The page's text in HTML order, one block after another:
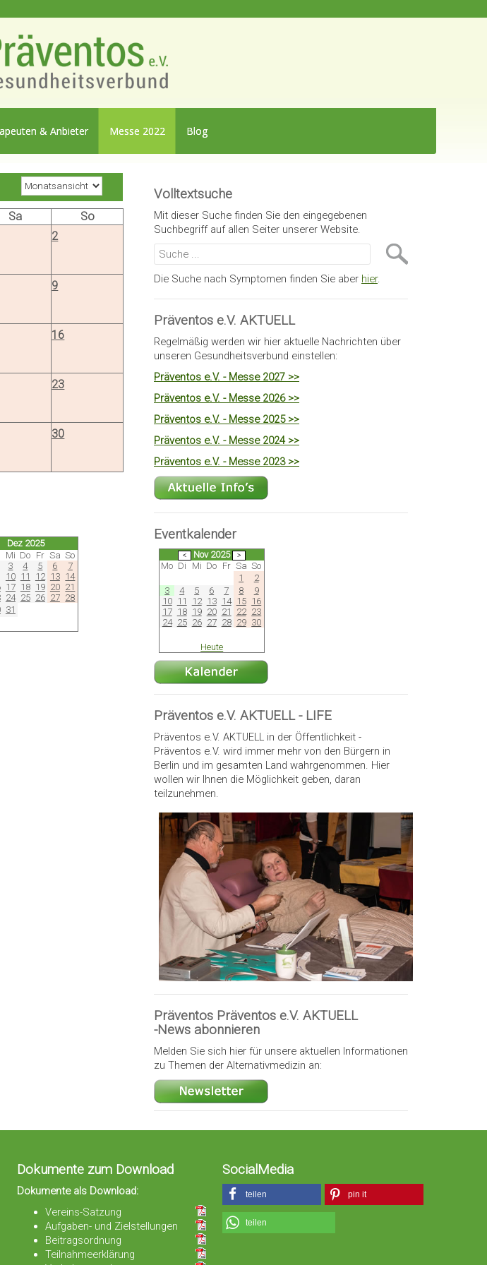
& Anbieter Messe 2022 Blog
Sa
So
2
9
16
23
30
Dez 2025
Mi Do Fr Sa So
3 4 5 6
7
10 11 12 13 14
17 18 19 20 21
24 25 26 27 28
31
Volltextsuche
Mit dieser Suche finden Sie den eingegebenen
Suchbegriff auf allen Seiter unserer Website.
Die Suche nach Symptomen finden Sie aber hier.
Präventos e.V. AKTUELL
Regelmäßig werden wir hier aktuelle Nachrichten über
unseren Gesundheitsverbund einstellen:
Präventos e.V. - Messe 2027 >>
Präventos e.V. - Messe 2026 >>
Präventos e.V. - Messe 2025 >>
Präventos e.V. - Messe 2024 >>
Präventos e.V. - Messe 2023 >>
Eventkalender
Nov 2025
Mo Di Mi Do Fr Sa So
1
2
3
4 5 6 7 8
9
10 11 12 13 14 15 16
17 18 19 20 21 22 23
24 25 26 27 28 29 30
Heute
Präventos e.V. AKTUELL - LIFE
Präventos e.V. AKTUELL in der Öffentlichkeit -
Präventos e.V. wird immer mehr von den Bürgern in
Berlin und im gesamten Land wahrgenommen. Hier
wollen wir Ihnen die Möglichkeit geben, daran
teilzunehmen.
Präventos Präventos e.V. AKTUELL
-News abonnieren
Melden Sie sich hier für unsere aktuellen Informationen
zu Themen der Alternativmedizin an:
Dokumente zum Download
Dokumente als Download:
Vereins-Satzung
Aufgaben- und Zielstellungen
Beitragsordnung
Teilnahmeerklärung
SocialMedia
teilen pin it
teilen